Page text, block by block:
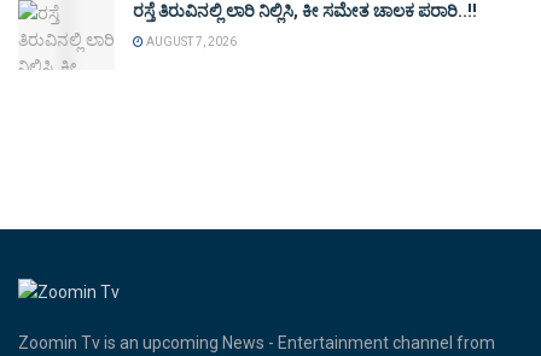
ರಸ್ತೆ ತಿರುವಿನಲ್ಲಿ ಲಾರಿ ನಿಲ್ಲಿಸಿ, ಕೀ ಸಮೇತ ಚಾಲಕ ಪರಾರಿ..!!
AUGUST 7, 2026
Zoomin Tv is an upcoming News - Entertainment channel from